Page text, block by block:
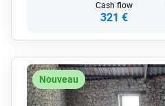
Cash flow
321 €
Nouveau